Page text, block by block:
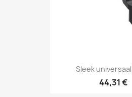
Sleek
44,31 €